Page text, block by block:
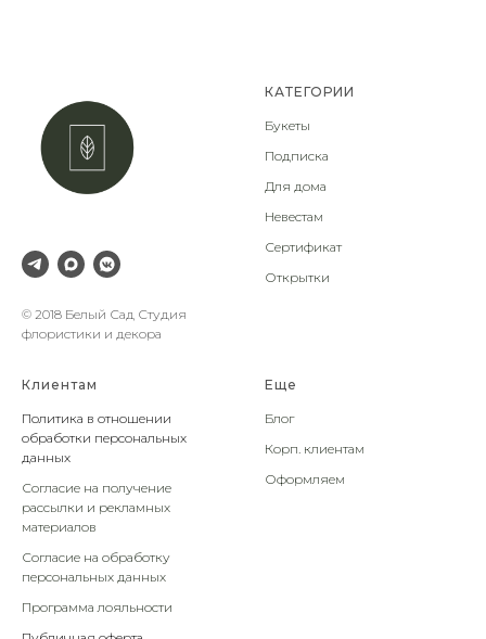
© 2018 Белый Сад Студия
флористики и декора
КАТЕГОРИИ
Букеты
Подписка
Для дома
Невестам
Сертификат
Открытки
Клиентам
Политика в отношении
обработки персональных
данных
Согласие на получение
рассылки и рекламных
материалов
Согласие на обработку
персональных данных
Программа лояльности
Еще
Блог
Корп. клиентам
Оформляем